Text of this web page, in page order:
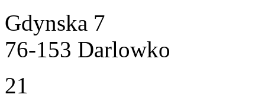
Gdynska 7
76-153 Darlowko
21